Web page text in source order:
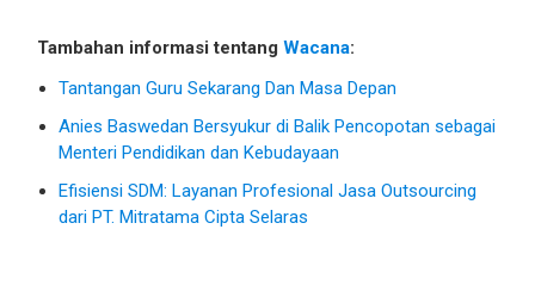
Tambahan informasi tentang Wacana:
Tantangan Guru Sekarang Dan Masa Depan
Anies Baswedan Bersyukur di Balik Pencopotan sebagai
Menteri Pendidikan dan Kebudayaan
Efisiensi SDM: Layanan Profesional Jasa Outsourcing
dari PT. Mitratama Cipta Selaras